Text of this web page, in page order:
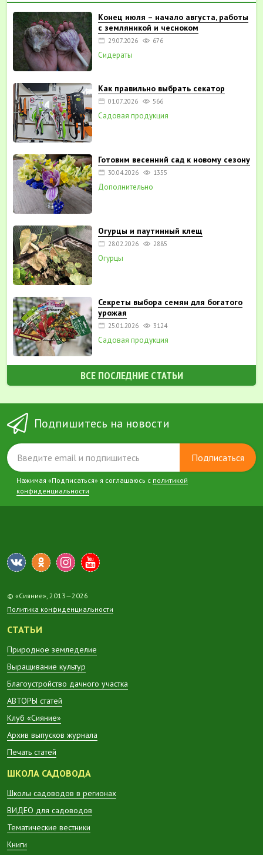
Конец июля – начало августа, работы
с земляникой и чесноком
29.07.2026 676
Сидераты
Как правильно выбрать секатор
01.07.2026 566
Садовая продукция
Готовим весенний сад к новому сезону
30.04.2026 1355
Дополнительно
Огурцы и паутинный клещ
28.02.2026 2885
Огурцы
Секреты выбора семян для богатого
урожая
25.01.2026 3124
Садовая продукция
ВСЕ ПОСЛЕДНИЕ СТАТЬИ
Подпишитесь на новости
Подписаться
Нажимая «Подписаться» я соглашаюсь с политикой
конфиденциальности
© «Сияние», 2013—2026
Политика конфиденциальности
СТАТЬИ
Природное земледелие
Выращивание культур
Благоустройство дачного участка
АВТОРЫ статей
Клуб «Сияние»
Архив выпусков журнала
Печать статей
ШКОЛА САДОВОДА
Школы садоводов в регионах
ВИДЕО для садоводов
Тематические вестники
Книги